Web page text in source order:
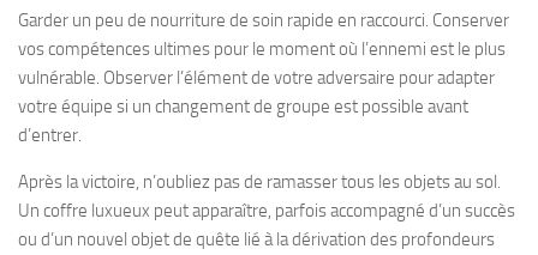
Garder un peu de nourriture de soin rapide en raccourci. Conserver
vos compétences ultimes pour le moment où l’ennemi est le plus
vulnérable. Observer l’élément de votre adversaire pour adapter
votre équipe si un changement de groupe est possible avant
d’entrer.
Après la victoire, n’oubliez pas de ramasser tous les objets au sol.
Un coffre luxueux peut apparaître, parfois accompagné d’un succès
ou d’un nouvel objet de quête lié à la dérivation des profondeurs